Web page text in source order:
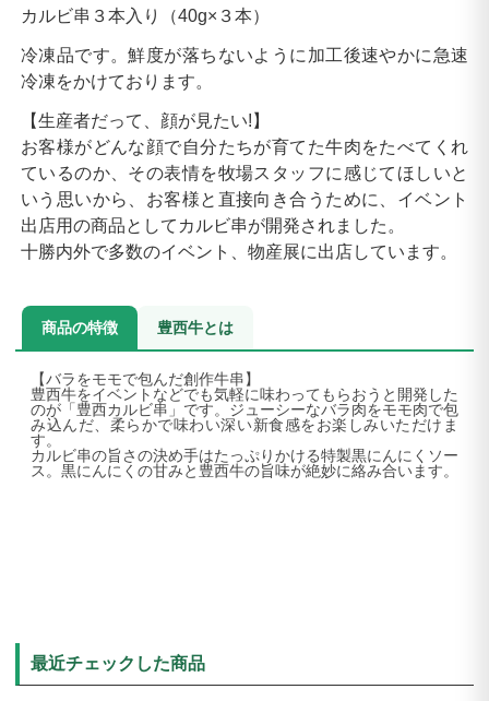
カルビ串３本入り（40g×３本）
冷凍品です。鮮度が落ちないように加工後速やかに急速
冷凍をかけております。
【生産者だって、顔が見たい!】
お客様がどんな顔で自分たちが育てた牛肉をたべてくれ
ているのか、その表情を牧場スタッフに感じてほしいと
いう思いから、お客様と直接向き合うために、イベント
出店用の商品としてカルビ串が開発されました。
十勝内外で多数のイベント、物産展に出店しています。
商品の特徴 豊西牛とは
【バラをモモで包んだ創作牛串】
豊西牛をイベントなどでも気軽に味わってもらおうと開発した
のが「豊西カルビ串」です。ジューシーなバラ肉をモモ肉で包
み込んだ、柔らかで味わい深い新食感をお楽しみいただけま
す。
カルビ串の旨さの決め手はたっぷりかける特製黒にんにくソー
ス。黒にんにくの甘みと豊西牛の旨味が絶妙に絡み合います。
最近チェックした商品